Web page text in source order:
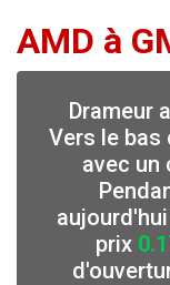
AMD à
Drameur
Vers le bas
avec un
prix